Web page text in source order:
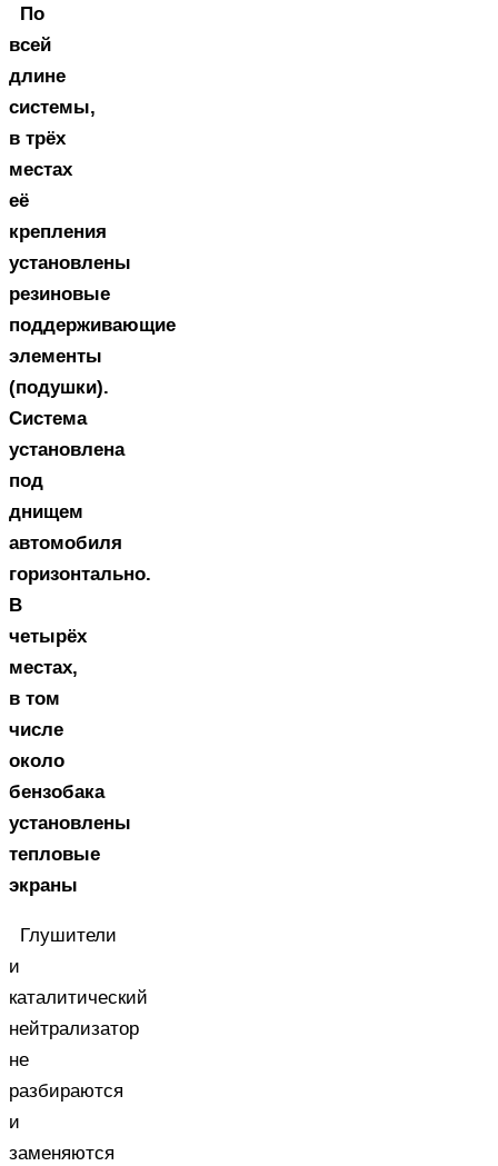
По
всей
длине
системы,
в трёх
местах
её
крепления
установлены
резиновые
поддерживающие
элементы
(подушки).
Система
установлена
под
днищем
автомобиля
горизонтально.
В
четырёх
местах,
в том
числе
около
бензобака
установлены
тепловые
экраны
Глушители
и
каталитический
нейтрализатор
не
разбираются
и
заменяются